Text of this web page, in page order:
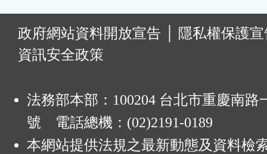
政府網站資料開放宣告
隱私權保護
資訊安全政策
法務部本部：100204 台北市重慶南路
號 電話總機：(02)2191-0189
本網站提供法規之最新動態及資料檢